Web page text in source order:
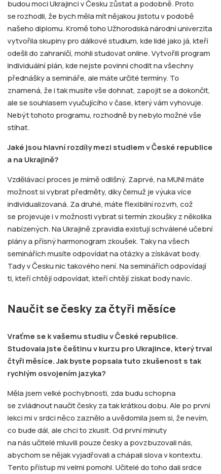
budou moci Ukrajinci v Česku zůstat a podobně. Proto
se rozhodli, že bych měla mít nějakou jistotu v podobě
našeho diplomu. Kromě toho Užhorodská národní univerzita
vytvořila skupiny pro dálkové studium, kde lidé jako já, kteří
odešli do zahraničí, mohli studovat online. Vytvořili program
Individuální plán, kde nejste povinni chodit na všechny
přednášky a semináře, ale máte určité termíny. To
znamená, že i tak musíte vše dohnat, zapojit se a dokončit,
ale se souhlasem vyučujícího v čase, který vám vyhovuje.
Nebýt tohoto programu, rozhodně by nebylo možné vše
stíhat.
Jaké jsou hlavní rozdíly mezi studiem v České republice
a na Ukrajině?
Vzdělávací proces je mírně odlišný. Zaprvé, na MUNI máte
možnost si vybrat předměty, díky čemuž je výuka více
individualizovaná. Za druhé, máte flexibilní rozvrh, což
se projevuje i v možnosti vybrat si termín zkoušky z několika
nabízených. Na Ukrajině zpravidla existují schválené učební
plány a přísný harmonogram zkoušek. Taky na všech
seminářích musíte odpovídat na otázky a získávat body.
Tady v Česku nic takového není. Na seminářích odpovídají
ti, kteří chtějí odpovídat, kteří chtějí získat body navíc.
Naučit se česky za čtyři měsíce
Vraťme se k vašemu studiu v České republice.
Studovala jste češtinu v kurzu pro Ukrajince, který trval
čtyři měsíce. Jak byste popsala tuto zkušenost s tak
rychlým osvojením jazyka?
Mělа jsem velké pochybnosti, zda budu schopna
se zvládnout naučit česky za tak krátkou dobu. Ale po první
lekci mi v srdci něco zaznělo a uvědomila jsem si, že nevím,
co bude dál, ale chci to zkusit. Od první minuty
na nás učitelé mluvili pouze česky a povzbuzovali nás,
abychom se nějak vyjadřovali a chápali slova v kontextu.
Tento přístup mi velmi pomohl. Učitelé do toho dali srdce